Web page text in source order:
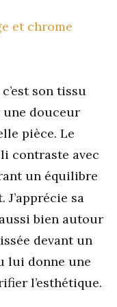
son tissu
douceur
pièce. Le
contraste avec
un équilibre
sa
bien autour
devant un
lui donne une
l’esthétique.